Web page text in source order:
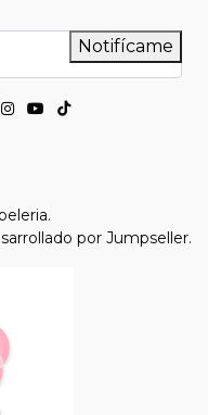
Notifícame
por Jumpseller.